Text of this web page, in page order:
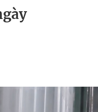
Made By Vietnam